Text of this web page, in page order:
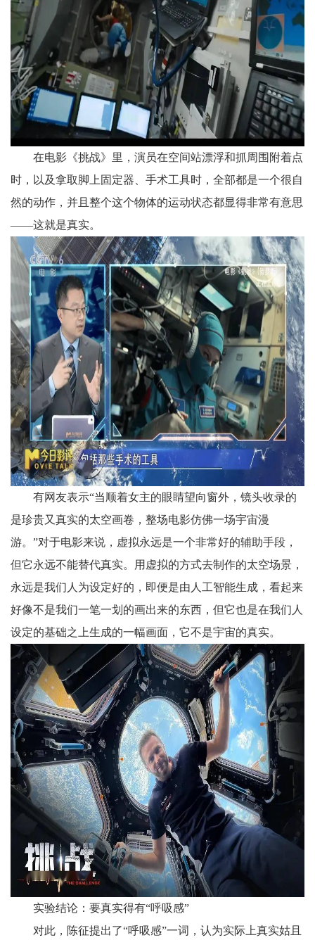
在电影《挑战》里，演员在空间站漂浮和抓周围附着点
时，以及拿取脚上固定器、手术工具时，全部都是一个很自
然的动作，并且整个这个物体的运动状态都显得非常有意思
——这就是真实。
有网友表示“当顺着女主的眼睛望向窗外，镜头收录的
是珍贵又真实的太空画卷，整场电影仿佛一场宇宙漫
游。”对于电影来说，虚拟永远是一个非常好的辅助手段，
但它永远不能替代真实。用虚拟的方式去制作的太空场景，
永远是我们人为设定好的，即便是由人工智能生成，看起来
好像不是我们一笔一划的画出来的东西，但它也是在我们人
设定的基础之上生成的一幅画面，它不是宇宙的真实。
实验结论：要真实得有“呼吸感”
对此，陈征提出了“呼吸感”一词，认为实际上真实姑且